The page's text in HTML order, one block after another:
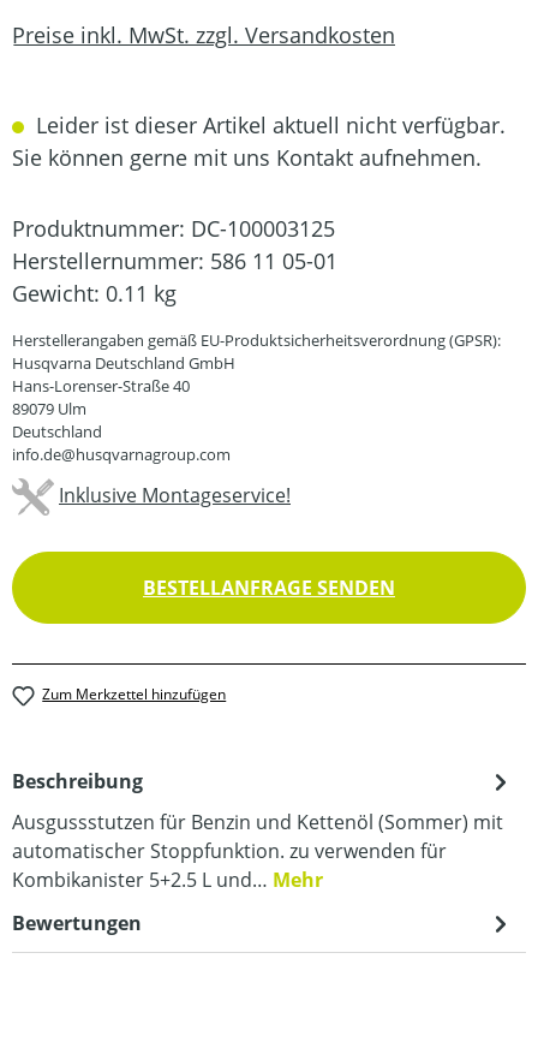
Preise inkl. MwSt. zzgl. Versandkosten
Leider ist dieser Artikel aktuell nicht verfügbar.
Sie können gerne mit uns Kontakt aufnehmen.
Produktnummer: DC-100003125
Herstellernummer: 586 11 05-01
Gewicht: 0.11 kg
Herstellerangaben gemäß EU-Produktsicherheitsverordnung (GPSR):
Husqvarna Deutschland GmbH
Hans-Lorenser-Straße 40
89079 Ulm
Deutschland
info.de@husqvarnagroup.com
Inklusive Montageservice!
BESTELLANFRAGE SENDEN
Zum Merkzettel hinzufügen
Beschreibung
Ausgussstutzen für Benzin und Kettenöl (Sommer) mit
automatischer Stoppfunktion. zu verwenden für
Kombikanister 5+2.5 L und… Mehr
Bewertungen